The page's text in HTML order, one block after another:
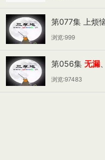
第077集 上烦
浏览:999
第056集 无漏
浏览:97483